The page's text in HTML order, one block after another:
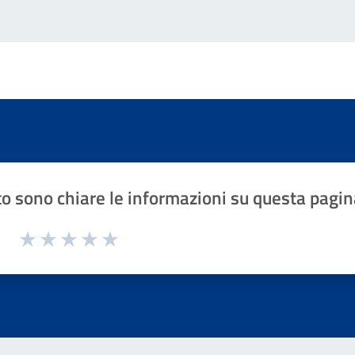
sono chiare le informazioni su questa
1 a 5 stelle la pagina